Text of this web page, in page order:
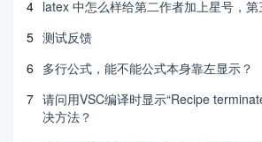
4 latex 中怎么样给第二作者加上星号，第
5 测试反馈
6 多行公式，能不能公式本身靠左显示？
7 请问用VSC编译时显示“Recipe
决方法？